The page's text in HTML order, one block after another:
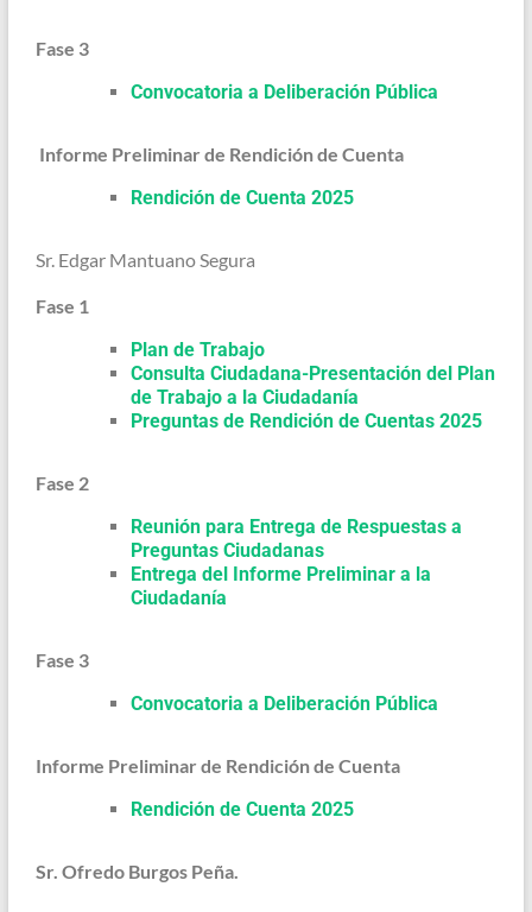
Fase 3
Convocatoria a Deliberación Pública
Informe Preliminar de Rendición de Cuenta
Rendición de Cuenta 2025
Sr. Edgar Mantuano Segura
Fase 1
Plan de Trabajo
Consulta Ciudadana-Presentación del Plan
de Trabajo a la Ciudadanía
Preguntas de Rendición de Cuentas 2025
Fase 2
Reunión para Entrega de Respuestas a
Preguntas Ciudadanas
Entrega del Informe Preliminar a la
Ciudadanía
Fase 3
Convocatoria a Deliberación Pública
Informe Preliminar de Rendición de Cuenta
Rendición de Cuenta 2025
Sr. Ofredo Burgos Peña.